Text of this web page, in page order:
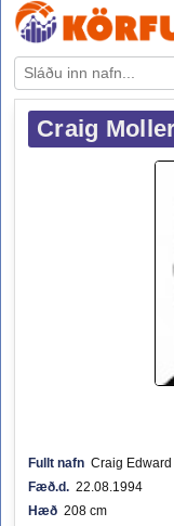
Craig
Fullt nafn Craig
Fæð.d. 22.08.1994
Hæð 208 cm